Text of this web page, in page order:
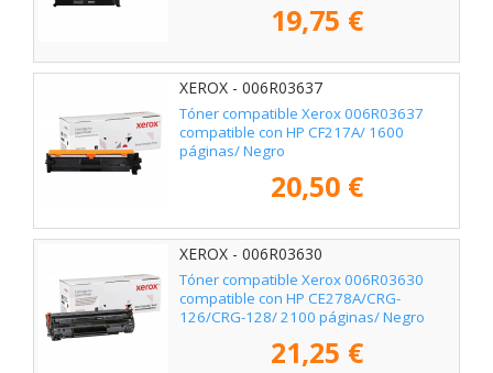
19,75 €
XEROX - 006R03637
Tóner compatible Xerox 006R03637
compatible con HP CF217A/ 1600
páginas/ Negro
20,50 €
XEROX - 006R03630
Tóner compatible Xerox 006R03630
compatible con HP CE278A/CRG-
126/CRG-128/ 2100 páginas/ Negro
21,25 €